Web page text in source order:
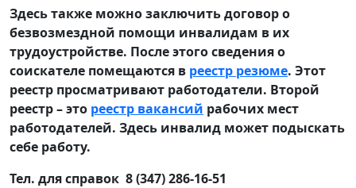
Здесь также можно заключить договор о
безвозмездной помощи инвалидам в их
трудоустройстве. После этого сведения о
соискателе помещаются в реестр резюме. Этот
реестр просматривают работодатели. Второй
реестр – это реестр вакансий рабочих мест
работодателей. Здесь инвалид может подыскать
себе работу.
Тел. для справок 8 (347) 286-16-51